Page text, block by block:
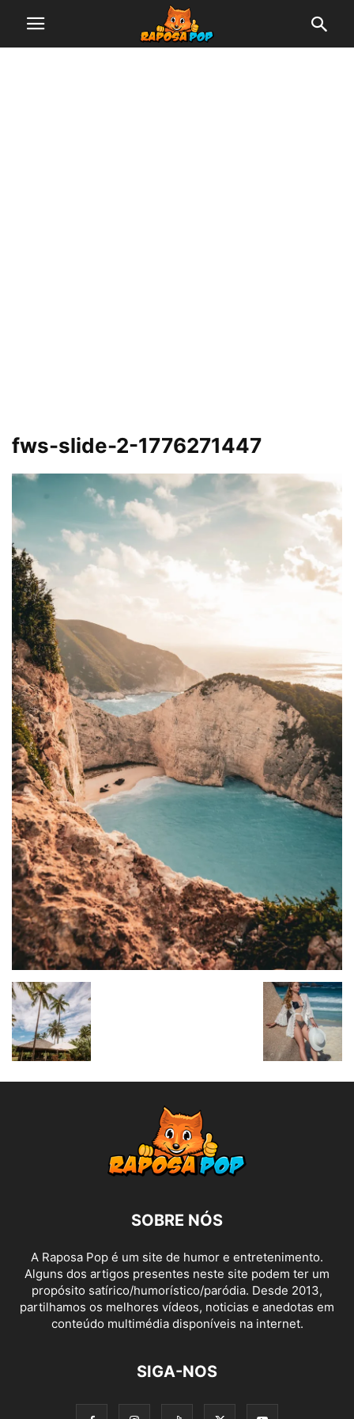
fws-slide-2-1776271447
SOBRE NÓS
A Raposa Pop é um site de humor e entretenimento.
Alguns dos artigos presentes neste site podem ter um
propósito satírico/humorístico/paródia. Desde 2013,
partilhamos os melhores vídeos, noticias e anedotas em
conteúdo multimédia disponíveis na internet.
SIGA-NOS